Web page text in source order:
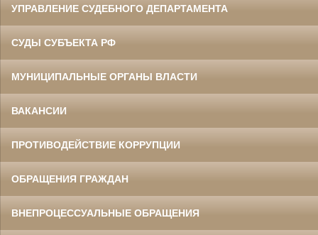
УПРАВЛЕНИЕ СУДЕБНОГО ДЕПАРТАМЕНТА
СУДЫ СУБЪЕКТА РФ
МУНИЦИПАЛЬНЫЕ ОРГАНЫ ВЛАСТИ
ВАКАНСИИ
ПРОТИВОДЕЙСТВИЕ КОРРУПЦИИ
ОБРАЩЕНИЯ ГРАЖДАН
ВНЕПРОЦЕССУАЛЬНЫЕ ОБРАЩЕНИЯ